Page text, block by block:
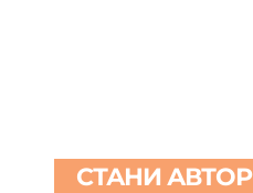
СТАНИ АВТОР